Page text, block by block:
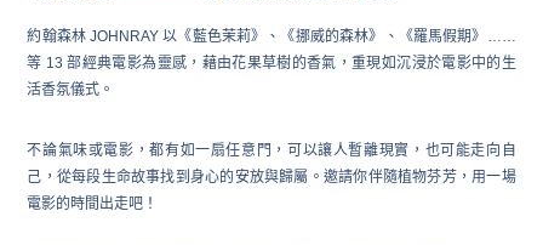
約翰森林 JOHNRAY 以《藍色茉莉》、《挪威的森林》、《羅馬假期》……
等 13 部經典電影為靈感，藉由花果草樹的香氣，重現如沉浸於電影中的生
活香氛儀式。
不論氣味或電影，都有如一扇任意門，可以讓人暫離現實，也可能走向自
己，從每段生命故事找到身心的安放與歸屬。邀請你伴隨植物芬芳，⽤⼀場
電影的時間出走吧！